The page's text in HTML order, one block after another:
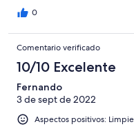
0
Comentario verificado
10/10 Excelente
Fernando
3 de sept de 2022
Aspectos positivos: